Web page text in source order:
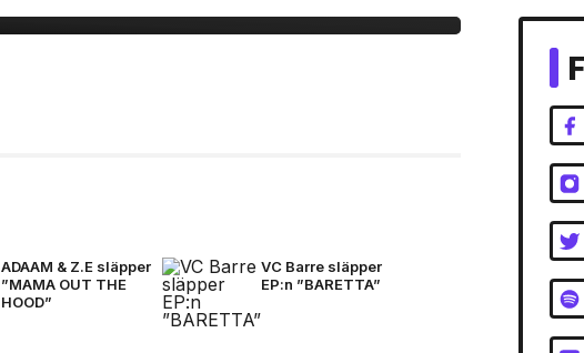
ADAAM & Z.E släpper
”MAMA OUT THE
HOOD”
VC Barre släpper
EP:n ”BARETTA”